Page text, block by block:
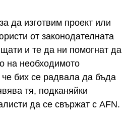
да изготвим проект или
от законодателната
и те да ни помогнат да
на необходимото
че бих се радвала да бъда
тя, подканяйки
да се свържат с AFN.